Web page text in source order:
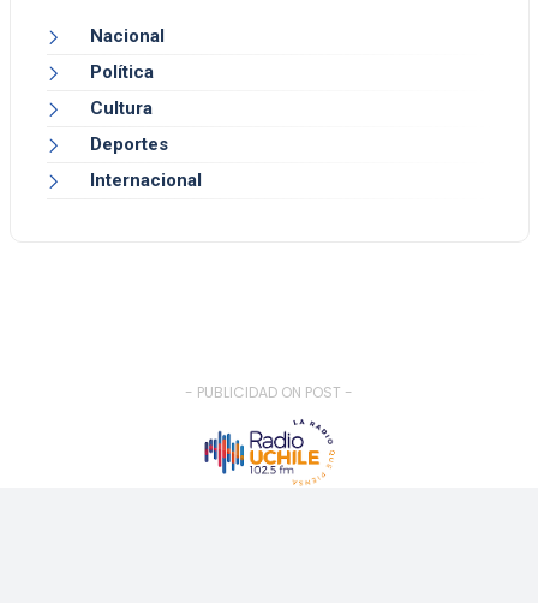
Nacional
Política
Cultura
Deportes
Internacional
- PUBLICIDAD ON POST -